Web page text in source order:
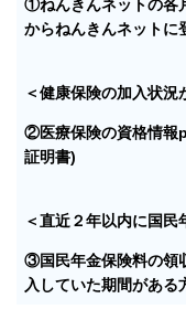
①ねんきんネットの各
からねんきんネットに
＜健康保険の加入状況
②医療保険の資格情報
証明書)
＜直近２年以内に国民
③国民年金保険料の領
入していた期間があ